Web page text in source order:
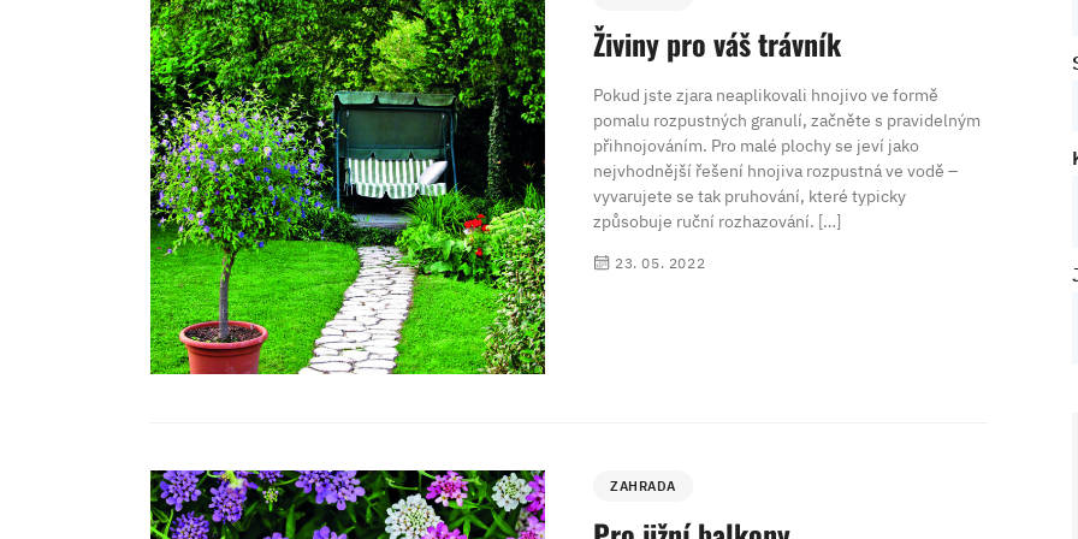
Živiny pro váš trávník
Pokud jste zjara neaplikovali hnojivo ve formě
pomalu rozpustných granulí, začněte s pravidelným
přihnojováním. Pro malé plochy se jeví jako
nejvhodnější řešení hnojiva rozpustná ve vodě –
vyvarujete se tak pruhování, které typicky
způsobuje ruční rozhazování. […]
23. 05. 2022
ZAHRADA